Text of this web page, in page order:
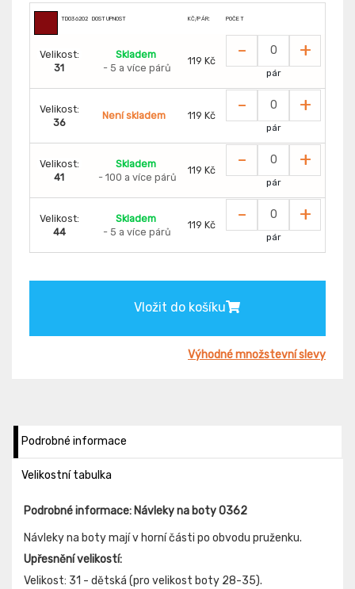
TD0362020004343
DOSTUPNOST KČ/PÁR: POČET
Velikost:
31
Skladem
- 5 a více párů
119 Kč - +
pár
Velikost:
36
Není skladem 119 Kč - +
pár
Velikost:
41
Skladem
- 100 a více párů
119 Kč - +
pár
Velikost:
44
Skladem
- 5 a více párů
119 Kč - +
pár
Vložit do košíku
Výhodné množstevní slevy
Podrobné informace
Velikostní tabulka
Podrobné informace: Návleky na boty 0362
Návleky na boty mají v horní části po obvodu pruženku.
Upřesnění velikostí:
Velikost: 31 - dětská (pro velikost boty 28-35).